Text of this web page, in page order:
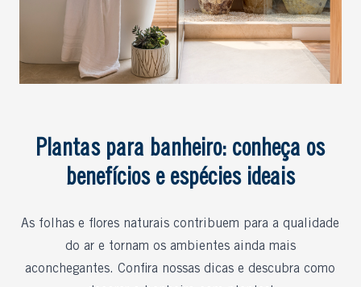
Plantas para banheiro: conheça os
benefícios e espécies ideais
As folhas e flores naturais contribuem para a qualidade
do ar e tornam os ambientes ainda mais
aconchegantes. Confira nossas dicas e descubra como